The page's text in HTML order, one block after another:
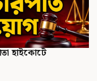
হাইকোর্টে